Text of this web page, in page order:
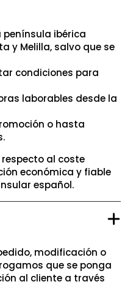
ibérica
y Melilla, salvo que se
condiciones para
laborables desde la
o hasta
al coste
económica y fiable
español.
modificación o
que se ponga
al cliente a través